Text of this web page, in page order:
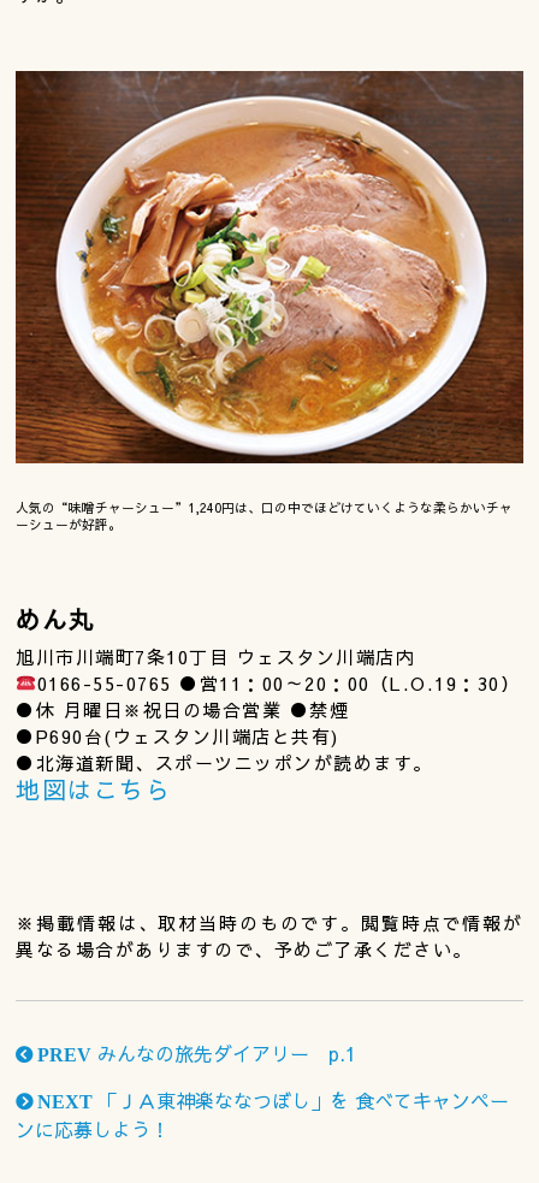
人気の“味噌チャーシュー”1,240円は、口の中でほどけていくような柔らかいチャ
ーシューが好評。
めん丸
旭川市川端町7条10丁目 ウェスタン川端店内
0166-55-0765 ●営11：00～20：00（L.O.19：30）
●休 月曜日※祝日の場合営業 ●禁煙
●P690台(ウェスタン川端店と共有)
●北海道新聞、スポーツニッポンが読めます。
地図はこちら
※掲載情報は、取材当時のものです。閲覧時点で情報が
異なる場合がありますので、予めご了承ください。
PREV みんなの旅先ダイアリー p.1
NEXT
「ＪＡ東神楽ななつぼし」を 食べてキャンペー
ンに応募しよう！